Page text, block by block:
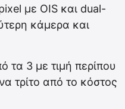
με OIS και dual-
κάμερα και
τα 3 με τιμή περίπου
τρίτο από το κόστος